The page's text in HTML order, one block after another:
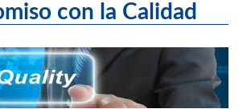
con la Calidad